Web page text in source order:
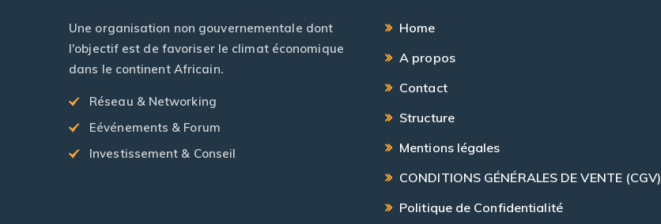
Une organisation non gouvernementale dont
l'objectif est de favoriser le climat économique
dans le continent Africain.
Réseau & Networking
Eévénements & Forum
Investissement & Conseil
Home
A propos
Contact
Structure
Mentions légales
CONDITIONS GÉNÉRALES DE VENTE (CGV)
Politique de Confidentialité